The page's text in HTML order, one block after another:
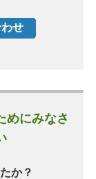
めにみなさ
か？